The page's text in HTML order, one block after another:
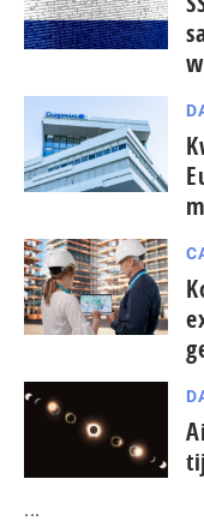
...